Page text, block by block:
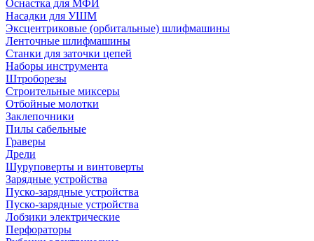
Оснастка для МФИ
Насадки для УШМ
Эксцентриковые (орбитальные) шлифмашины
Ленточные шлифмашины
Станки для заточки цепей
Наборы инструмента
Штроборезы
Строительные миксеры
Отбойные молотки
Заклепочники
Пилы сабельные
Граверы
Дрели
Шуруповерты и винтоверты
Зарядные устройства
Пуско-зарядные устройства
Пуско-зарядные устройства
Лобзики электрические
Перфораторы